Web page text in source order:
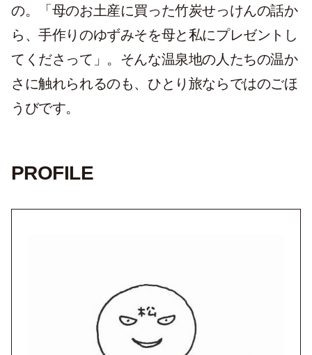
の。「母のお土産に買った竹炭せっけんの話か
ら、手作りのゆずみそを母と私にプレゼントし
てくださって」。そんな温泉地の人たちの温か
さに触れられるのも、ひとり旅ならではのごほ
うびです。
PROFILE